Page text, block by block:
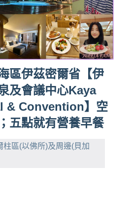
區伊茲密爾省【伊
及會議中心Kaya
& Convention】空
五點就有營養早餐
區(以佛所)及周邊(貝加